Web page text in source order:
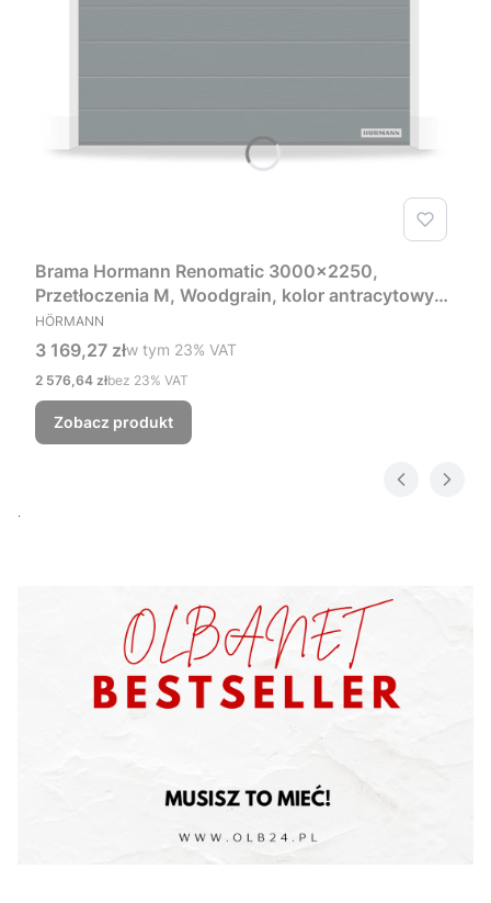
Brama Hormann Renomatic 3000x2250,
Przetłoczenia M, Woodgrain, kolor antracytowy
RAL 7016 + Prowadzenie Z
PRODUCENT
HÖRMANN
Cena brutto
3 169,27 złw tym %s VAT
w tym 23% VAT
Cena netto
2 576,64 złbez 23% VAT
Zobacz produkt